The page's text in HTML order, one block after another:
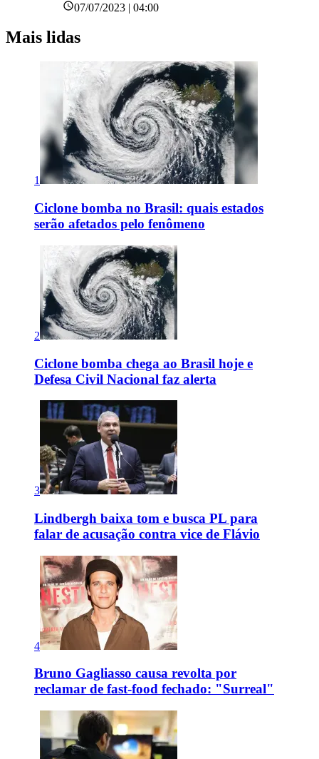
07/07/2023 | 04:00
Mais lidas
1
Ciclone bomba no Brasil: quais estados
serão afetados pelo fenômeno
2
Ciclone bomba chega ao Brasil hoje e
Defesa Civil Nacional faz alerta
3
Lindbergh baixa tom e busca PL para
falar de acusação contra vice de Flávio
4
Bruno Gagliasso causa revolta por
reclamar de fast-food fechado: "Surreal"